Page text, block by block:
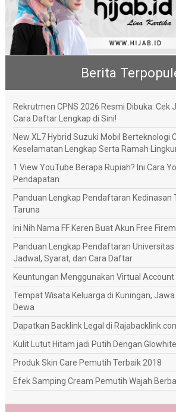
Berita
Rekrutmen CPNS 2026 Resmi Dibuka: Cek
Cara Daftar Lengkap di Sini!
New XL7 Hybrid Suzuki Mobil Berteknologi
Keselamatan Lengkap Serta Ramah
1 View YouTube Berapa Rupiah? Ini Cara
Pendapatan
Panduan Lengkap Pendaftaran Kedinasan
Taruna
Ini Nih Nama FF Keren Buat Akun Free
Panduan Lengkap Pendaftaran Universitas
Jadwal, Syarat, dan Cara Daftar
Keuntungan Menggunakan Virtual Account
Tempat Wisata Keluarga di Kuningan,
Dewa
Dapatkan Backlink Legal di
Kulit Lutut Hitam jadi Putih Dengan
Produk Skin Care Pemutih Terbaik 2018
Efek Samping Cream Pemutih Wajah